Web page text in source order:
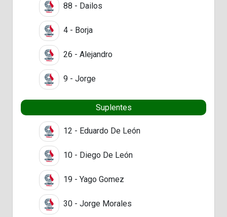
88 - Dailos
4 - Borja
26 - Alejandro
9 - Jorge
Suplentes
12 - Eduardo De León
10 - Diego De León
19 - Yago Gomez
30 - Jorge Morales